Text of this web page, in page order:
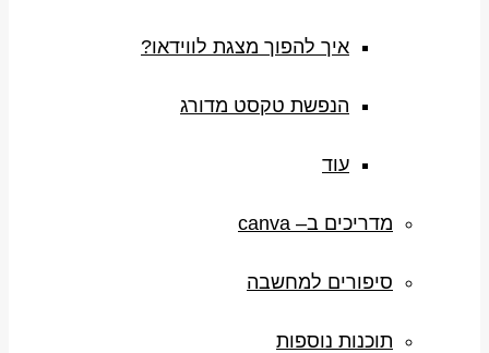
איך להפוך מצגת לווידאו?
הנפשת טקסט מדורג
עוד
מדריכים ב– canva
סיפורים למחשבה
תוכנות נוספות